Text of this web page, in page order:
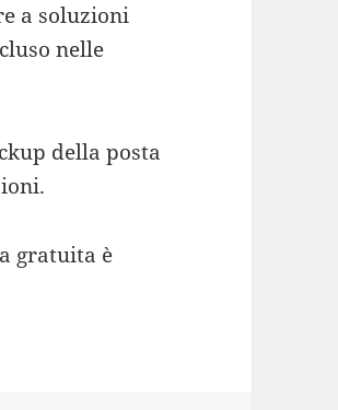
a soluzioni
nelle
della posta
gratuita è